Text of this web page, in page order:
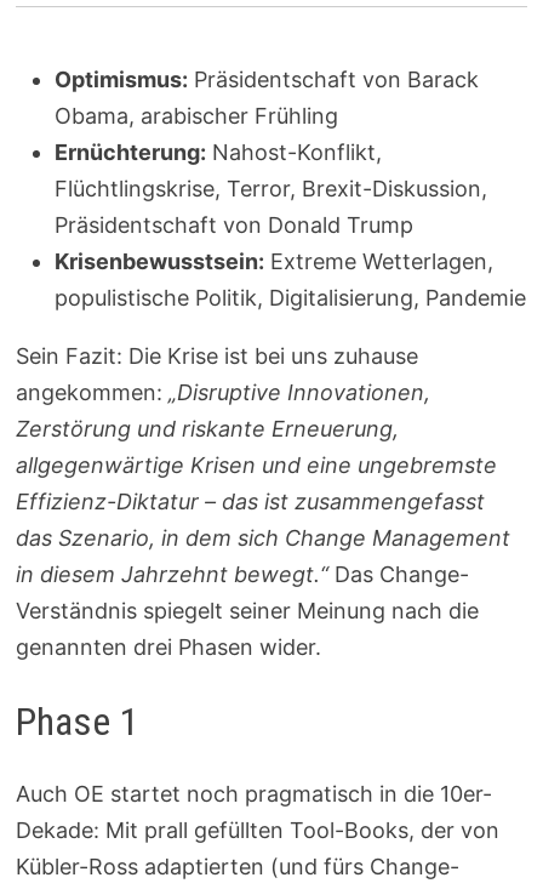
Optimismus: Präsidentschaft von Barack
Obama, arabischer Frühling
Ernüchterung: Nahost-Konflikt,
Flüchtlingskrise, Terror, Brexit-Diskussion,
Präsidentschaft von Donald Trump
Krisenbewusstsein: Extreme Wetterlagen,
populistische Politik, Digitalisierung, Pandemie
Sein Fazit: Die Krise ist bei uns zuhause
angekommen:„Disruptive Innovationen,
Zerstörung und riskante Erneuerung,
allgegenwärtige Krisen und eine ungebremste
Effizienz-Diktatur – das ist zusammengefasst
das Szenario, in dem sich Change Management
in diesem Jahrzehnt bewegt.“Das Change-
Verständnis spiegelt seiner Meinung nach die
genannten drei Phasen wider.
Phase 1
Auch OE startet noch pragmatisch in die 10er-
Dekade: Mit prall gefüllten Tool-Books, der von
Kübler-Ross adaptierten (und fürs Change-